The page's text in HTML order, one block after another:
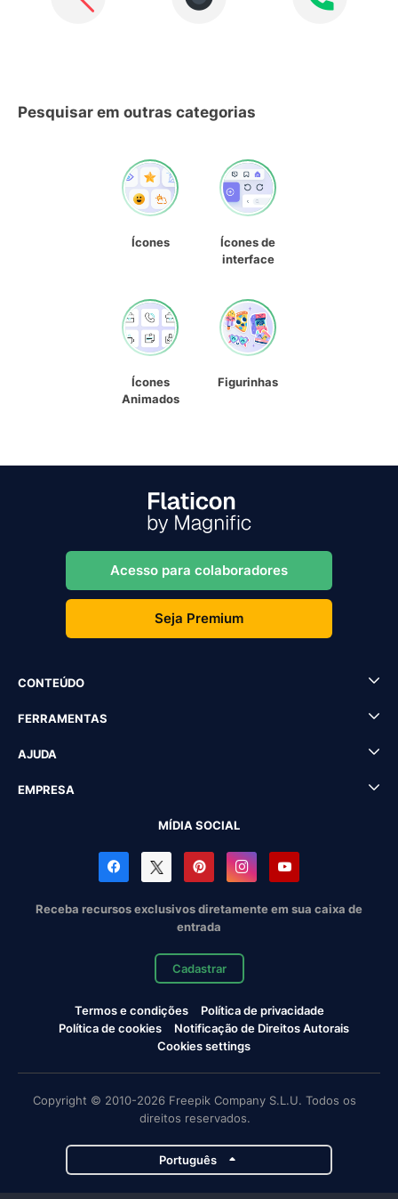
Pesquisar em outras categorias
Ícones
Ícones de
interface
Ícones
Animados
Figurinhas
Acesso para colaboradores
Seja Premium
CONTEÚDO
FERRAMENTAS
AJUDA
EMPRESA
MÍDIA SOCIAL
Receba recursos exclusivos diretamente em sua caixa de
entrada
Cadastrar
Termos e condições
Política de privacidade
Política de cookies
Notificação de Direitos Autorais
Cookies settings
Copyright © 2010-2026 Freepik Company S.L.U. Todos os
direitos reservados.
Português